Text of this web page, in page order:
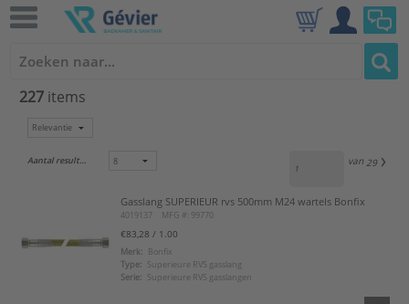
227 items
Aantal resultaten: van 29
Gasslang SUPERIEUR rvs 500mm M24 wartels Bonfix
4019137 MFG #: 99770
€83,28 / 1.00
Merk:
Bonfix
Type:
Superieure RVS gasslang
Serie:
Superieure RVS gasslangen